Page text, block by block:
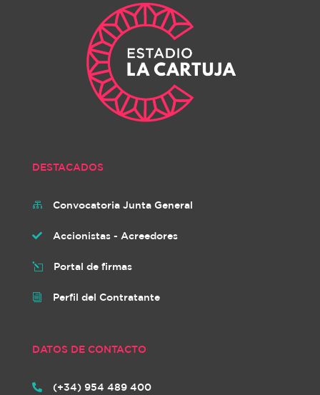
DESTACADOS
 Convocatoria Junta General
 Accionistas - Acreedores
l Portal de firmas
i Perfil del Contratante
DATOS DE CONTACTO
 (+34) 954 489 400